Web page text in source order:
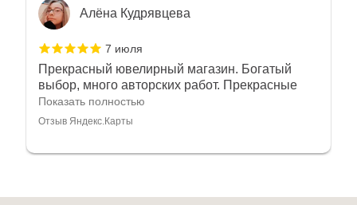
Алёна Кудрявцева
7 июля
Прекрасный ювелирный магазин. Богатый
выбор, много авторских работ. Прекрасные
консультанты. Отдельное спасибо Ирине,
очень грамотный специалист, всё показала,
Показать полностью
Отзыв Яндекс.Карты